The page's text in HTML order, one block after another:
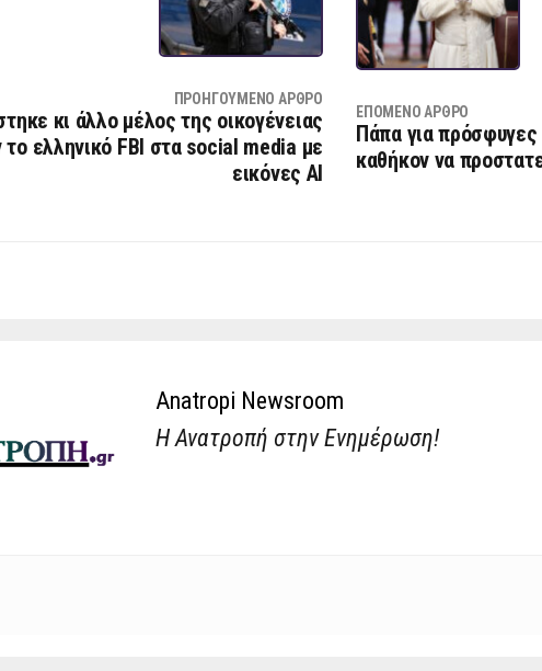
ΠΡΟΗΓΟΎΜΕΝΟ ΆΡΘΡΟ
κι άλλο μέλος της οικογένειας
το ελληνικό FBI στα social media με
εικόνες AI
ΕΠΌΜΕΝΟ ΆΡΘΡΟ
Πάπα για πρόσφυγες
καθήκον να
Anatropi Newsroom
Η Ανατροπή στην Ενημέρωση!